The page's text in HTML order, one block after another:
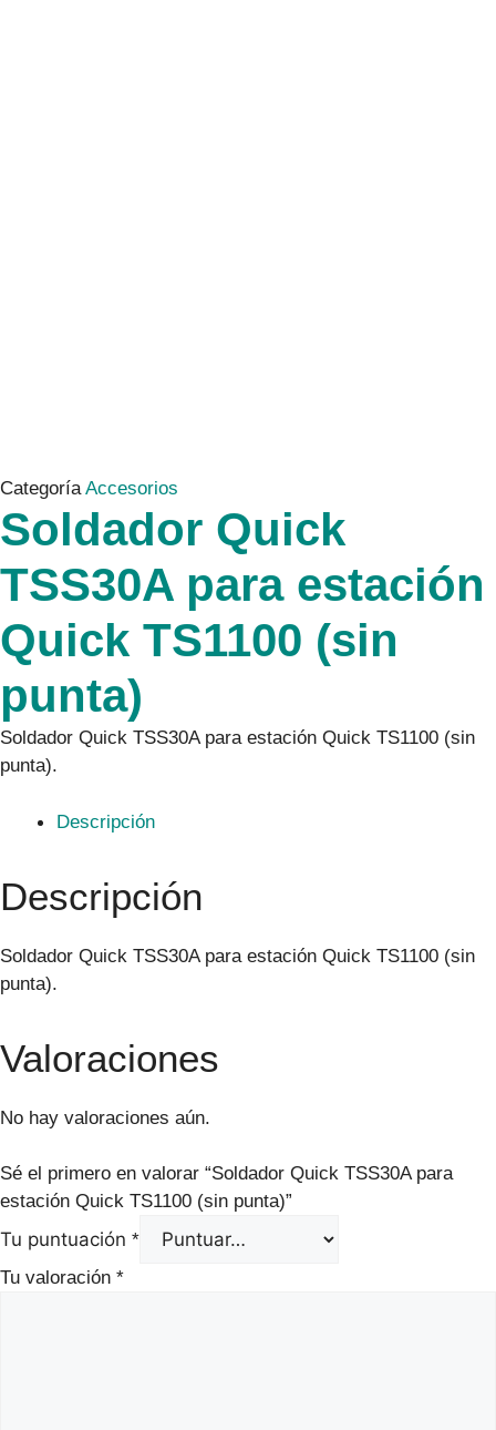
Categoría Accesorios
Soldador Quick
TSS30A para estación
Quick TS1100 (sin
punta)
Soldador Quick TSS30A para estación Quick TS1100 (sin
punta).
Descripción
Descripción
Soldador Quick TSS30A para estación Quick TS1100 (sin
punta).
Valoraciones
No hay valoraciones aún.
Sé el primero en valorar “Soldador Quick TSS30A para
estación Quick TS1100 (sin punta)”
Tu puntuación *
Tu valoración *